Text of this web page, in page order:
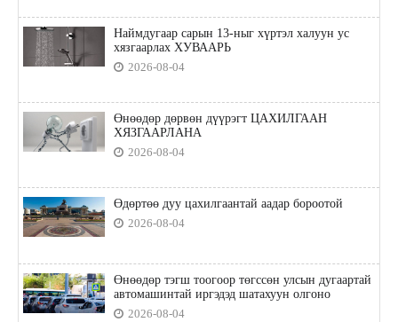
Наймдугаар сарын 13-ныг хүртэл халуун ус
хязгаарлах ХУВААРЬ
2026-08-04
Өнөөдөр дөрвөн дүүрэгт ЦАХИЛГААН
ХЯЗГААРЛАНА
2026-08-04
Өдөртөө дуу цахилгаантай аадар бороотой
2026-08-04
Өнөөдөр тэгш тоогоор төгссөн улсын дугаартай
автомашинтай иргэдэд шатахуун олгоно
2026-08-04